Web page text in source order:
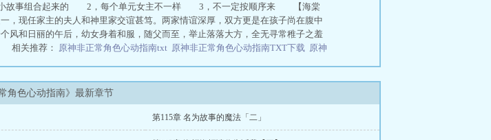
故事组合起来的 2，每个单元女主不一样 3，不一定按顺序来 【海棠
现任家主的夫人和神里家交谊甚笃。两家情谊深厚，双方更是在孩子尚在腹中
和日丽的午后，幼女身着和服，随父而至，举止落落大方，全无寻常稚子之羞
相关推荐： 原神非正常角色心动指南txt 原神非正常角色心动指南TXT下载 原神
角色心动指南》最新章节
第115章 名为故事的魔法「二」